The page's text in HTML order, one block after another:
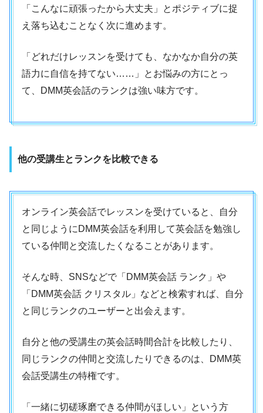
「こんなに頑張ったから大丈夫」とポジティブに捉
え落ち込むことなく次に進めます。
「どれだけレッスンを受けても、なかなか自分の英
語力に自信を持てない……」とお悩みの方にとっ
て、DMM英会話のランクは強い味方です。
他の受講生とランクを比較できる
オンライン英会話でレッスンを受けていると、自分
と同じようにDMM英会話を利用して英会話を勉強し
ている仲間と交流したくなることがあります。
そんな時、SNSなどで「DMM英会話 ランク」や
「DMM英会話 クリスタル」などと検索すれば、自分
と同じランクのユーザーと出会えます。
自分と他の受講生の英会話時間合計を比較したり、
同じランクの仲間と交流したりできるのは、DMM英
会話受講生の特権です。
「一緒に切磋琢磨できる仲間がほしい」という方